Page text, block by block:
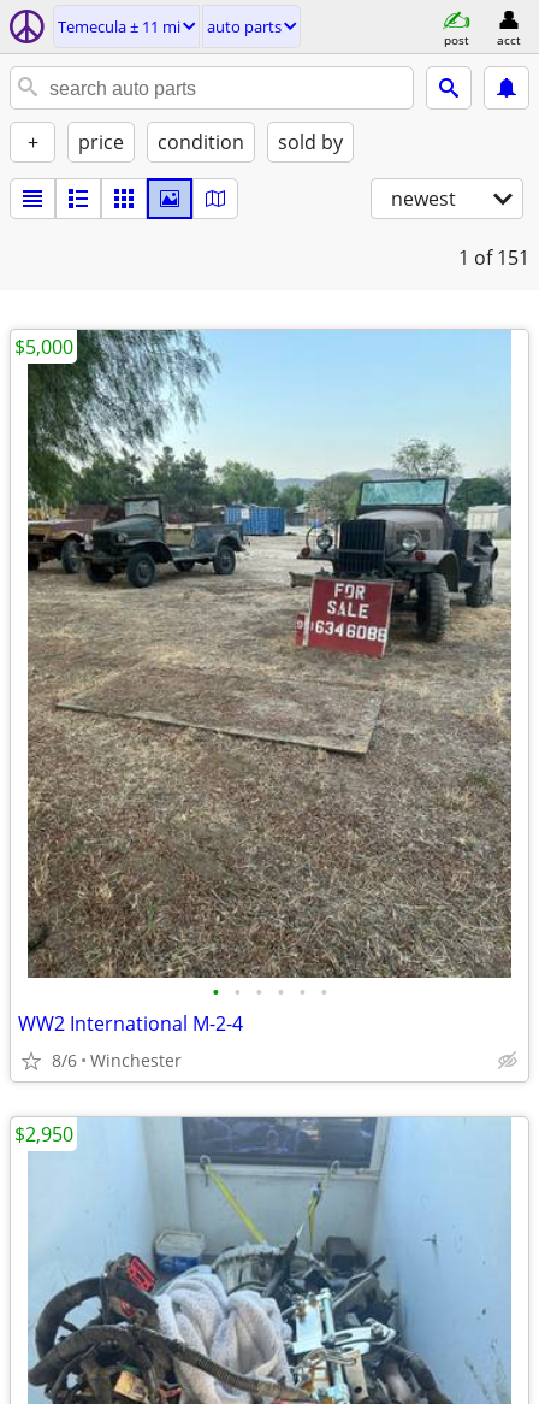
Temecula ± 11 mi auto parts
post acct
+ price condition sold by
newest
1 of 151
• • • • • •
WW2 International M-2-4
8/6 Winchester
$5,000
$2,950